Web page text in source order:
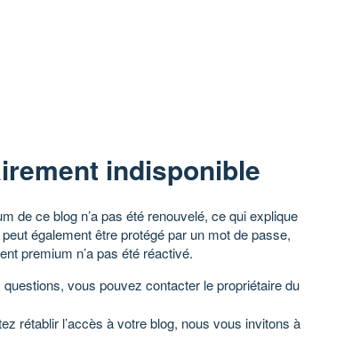
indisponible
de ce blog n’a pas été renouvelé, ce qui explique
également être protégé par un mot de passe,
premium n’a pas été réactivé.
vous pouvez contacter le propriétaire du
rétablir l’accès à votre blog, nous vous invitons à